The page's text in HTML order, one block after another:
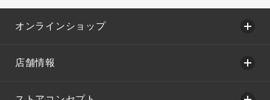
オンラインショップ
店舗情報